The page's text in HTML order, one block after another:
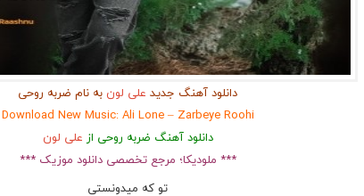
دانلود آهنگ جدید علی لون به نام ضربه روحی
Download New Music: Ali Lone – Zarbeye Roohi
دانلود آهنگ ضربه روحی از علی لون
*** ملودیکا؛ مرجع تخصصی دانلود موزیک ***
تو که میدونستی